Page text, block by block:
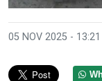
05 NOV 2025 - 13:21